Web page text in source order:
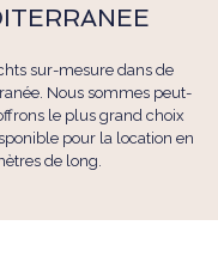
sur-mesure dans de
Nous sommes peut-
le plus grand choix
pour la location en
de long.